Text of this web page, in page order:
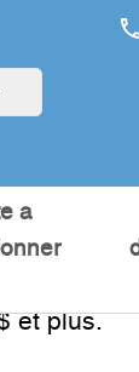
a
et plus.